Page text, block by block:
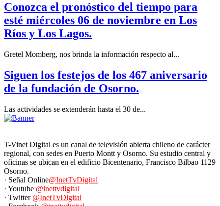
Conozca el pronóstico del tiempo para
esté miércoles 06 de noviembre en Los
Ríos y Los Lagos.
Gretel Momberg, nos brinda la información respecto al...
Siguen los festejos de los 467 aniversario
de la fundación de Osorno.
Las actividades se extenderán hasta el 30 de...
T-Vinet Digital es un canal de televisión abierta chileno de carácter
regional, con sedes en Puerto Montt y Osorno. Su estudio central y
oficinas se ubican en el edificio Bicentenario, Francisco Bilbao 1129
Osorno.
· Señal Online@InetTvDigital
· Youtube @inettvdigital
· Twitter @InetTvDigital